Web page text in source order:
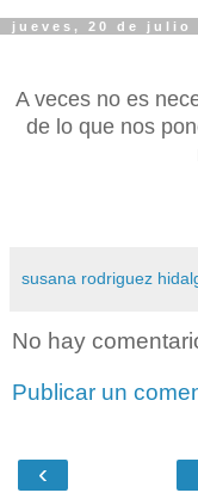
jueves, 20 de julio
A veces no es
de lo que nos
susana rodriguez
No hay
Publicar un
‹